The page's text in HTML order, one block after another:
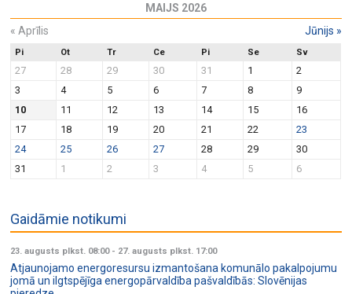
w
s
N
a
v
g
a
o
n
a
t
o
n
MAIJS 2026
« Aprīlis Jūnijs »
Pi Ot Tr Ce Pi Se Sv
27 28 29 30 31 1
2
3
4 5 6 7 8
9
10
11 12 13 14 15
16
17
18 19 20 21 22
23
24
25 26 27 28 29
30
31
1 2 3 4 5 6
Gaidāmie notikumi
23. augusts plkst. 08:00- 27. augusts plkst. 17:00
Atjaunojamo energoresursu izmantošana komunālo pakalpojumu
jomā un ilgtspējīga energopārvaldība pašvaldībās: Slovēnijas